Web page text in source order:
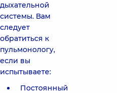
дыхательной
системы. Вам
следует
обратиться к
пульмонологу,
если вы
испытываете:
Постоянный